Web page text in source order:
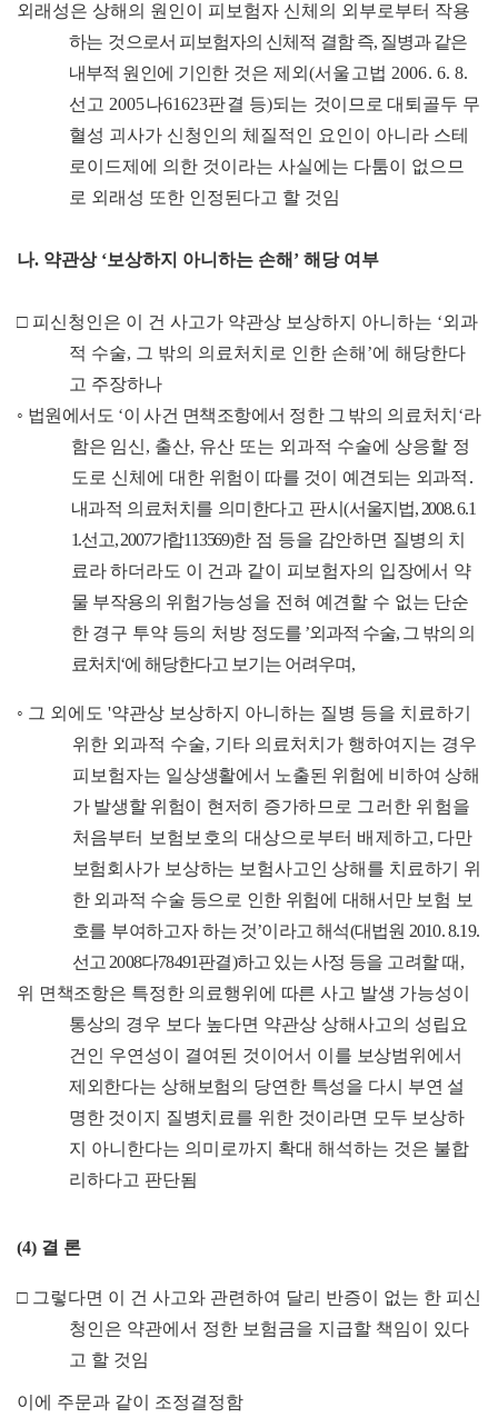
외래성은 상해의 원인이 피보험자 신체의 외부로부터 작용
하는 것 으로서 피보험자의 신체적 결함 즉, 질병과 같은
내부적 원인에 기인한 것은 제외(서울고법 2006. 6. 8.
선고 2005나61623판결 등)되는 것이므로 대퇴골두 무
혈성 괴사가 신청인의 체질적인 요인이 아니라 스테
로이드제에 의한 것이라는 사실에는 다툼이 없으므
로 외래성 또한 인정된다고 할 것임
나. 약관상 ‘보상하지 아니하는 손해 ’ 해당 여부
□ 피신청인은 이 건 사고가 약관상 보상하지 아니하는 ‘외과
적 수술, 그 밖의 의료처치로 인한 손해 ’에 해당한다
고 주장하나
◦ 법원에서도 ‘이 사건 면책조항에서 정한 그 밖의 의료처치 ‘라
함은 임신, 출산, 유산 또는 외과적 수술에 상응할 정
도로 신체에 대한 위험이 따를 것이 예견되는 외과적 ․
내과적 의료처치를 의미한다고 판시(서울지법, 2008. 6.1
1.선고, 2007가합113569)한 점 등을 감안하면 질병의 치
료라 하더라도 이 건과 같이 피보험자의 입장에서 약
물 부작용의 위험가능성을 전혀 예견할 수 없는 단순
한 경구 투약 등의 처방 정도를 ’외과적 수술, 그 밖의 의
료처치 ‘에 해당한다고 보기는 어려우며,
◦ 그 외에도 '약관상 보상하지 아니하는 질병 등을 치료하기
위한 외과적 수술, 기타 의료처치가 행하여지는 경우
피보험자는 일상생활에서 노출된 위험에 비하여 상해
가 발생할 위험이 현저히 증가하므로 그러한 위험을
처음부터 보험보호의 대상으로부터 배제 하고, 다만
보험회사가 보상하는 보험사고인 상해를 치료하기 위
한 외과적 수술 등으로 인한 위험에 대해서만 보험 보
호를 부여하고자 하는 것’이라고 해석(대법원 2010. 8.19.
선고 2008다78491판결)하고 있는 사정 등을 고려할 때 ,
위 면책조항은 특정한 의료행위에 따른 사고 발생 가능성이
통상의 경우 보다 높다면 약관상 상해사고의 성립요
건인 우연성이 결여된 것이어서 이를 보상범위에서
제외한다는 상해보험의 당연한 특성을 다시 부연 설
명한 것이지 질병치료를 위한 것이라면 모두 보상하
지
아니한다는 의미로까지 확대 해석하는 것은 불합
리하다고 판단됨
(4) 결 론
□ 그렇다면 이 건 사고와 관련하여 달리 반증이 없는 한 피신
청인은 약관에서 정한 보험금을 지급할 책임이 있다
고 할 것임
이에 주문과 같이 조정결정함